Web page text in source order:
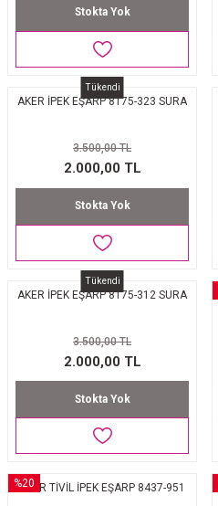
Stokta Yok
Tükendi
AKER İPEK EŞARP 8175-323 SURA
3.500,00 TL
2.000,00 TL
Stokta Yok
Tükendi
AKER İPEK EŞARP 8175-312 SURA
3.500,00 TL
2.000,00 TL
Stokta Yok
%20
AKER TİVİL İPEK EŞARP 8437-951